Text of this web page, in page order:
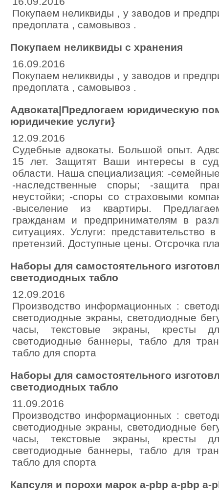
Покупаем неликвиды , у заводов и
предоплата , самовывоз .
Покупаем неликвиды с хранения
16.09.2016
Покупаем неликвиды , у заводов и
предоплата , самовывоз .
Адвоката|Предлогаем юридическую
юридичекие услуги}
12.09.2016
Судебные адвокаты. Большой опыт.
15 лет. Защитят Ваши интересы в
области. Наша специализация: -
-наследственные споры; -защита
неустойки; -споры со страховыми
-выселение из квартиры.
гражданам и предпринимателям в
ситуациях. Услуги: представительство
претензий. Доступные цены. Отсрочка
Наборы для самостоятельного
светодиодных табло
12.09.2016
Производство информационных :
светодиодные экраны, светодиодные
часы, текстовые экраны, кресты
светодиодные баннеры, табло для
табло для спорта
Наборы для самостоятельного
светодиодных табло
11.09.2016
Производство информационных :
светодиодные экраны, светодиодные
часы, текстовые экраны, кресты
светодиодные баннеры, табло для
табло для спорта
Капсуля и порохи марок a-pbp a-pbp a-